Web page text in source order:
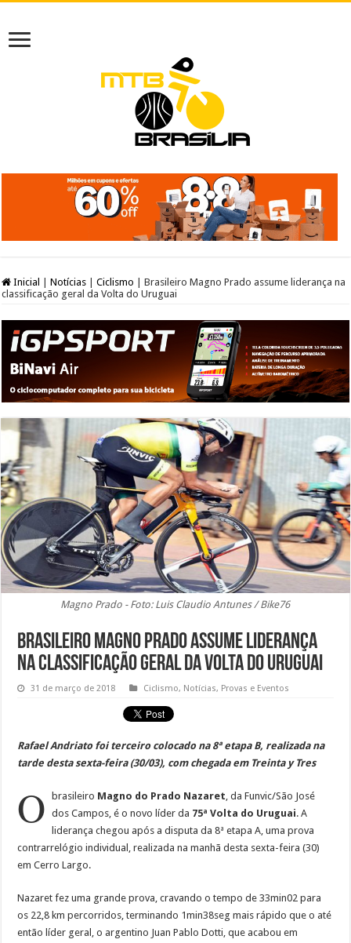
Inicial Notícias Ciclismo
Brasileiro Magno Prado assume liderança na
classificação geral da Volta do Uruguai
Magno Prado - Foto: Luis Claudio Antunes / Bike76
Brasileiro Magno Prado assume liderança
na classificação geral da Volta do Uruguai
31 de março de 2018 Ciclismo, Notícias, Provas e Eventos
Rafael Andriato foi terceiro colocado na 8ª etapa B, realizada na
tarde desta sexta-feira (30/03), com chegada em Treinta y Tres
O brasileiro Magno do Prado Nazaret, da Funvic/São José
dos Campos, é o novo líder da 75ª Volta do Uruguai. A
liderança chegou após a disputa da 8ª etapa A, uma prova
contrarrelógio individual, realizada na manhã desta sexta-feira (30)
em Cerro Largo.
Nazaret fez uma grande prova, cravando o tempo de 33min02 para
os 22,8 km percorridos, terminando 1min38seg mais rápido que o até
então líder geral, o argentino Juan Pablo Dotti, que acabou em